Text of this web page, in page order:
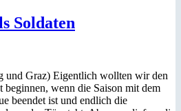
Soldaten
und Graz) Eigentlich wollten wir den
wenn die Saison mit dem
beendet ist und endlich die